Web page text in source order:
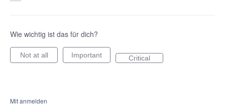
Wie wichtig ist das für dich?
Not at all Important Critical
Mit anmelden